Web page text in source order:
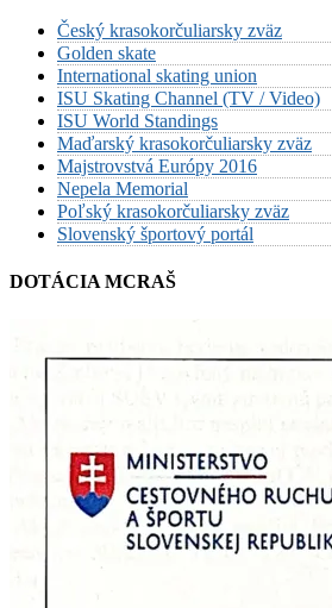
Český krasokorčuliarsky zväz
Golden skate
International skating union
ISU Skating Channel (TV / Video)
ISU World Standings
Maďarský krasokorčuliarsky zväz
Majstrovstvá Európy 2016
Nepela Memorial
Poľský krasokorčuliarsky zväz
Slovenský športový portál
DOTÁCIA MCRAŠ